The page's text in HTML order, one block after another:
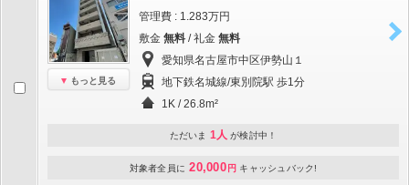
もっと見る
管理費 : 1.283万円
敷金 無料 / 礼金 無料
愛知県名古屋市中区伊勢山１
地下鉄名城線/東別院駅 歩1分
1K / 26.8m²
ただいま 1人 が検討中！
対象者全員に 20,000 円 キャッシュバック!